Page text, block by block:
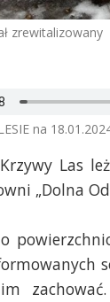
zrewitalizowany
na
Krzywy Las
„Dolna
zachować.